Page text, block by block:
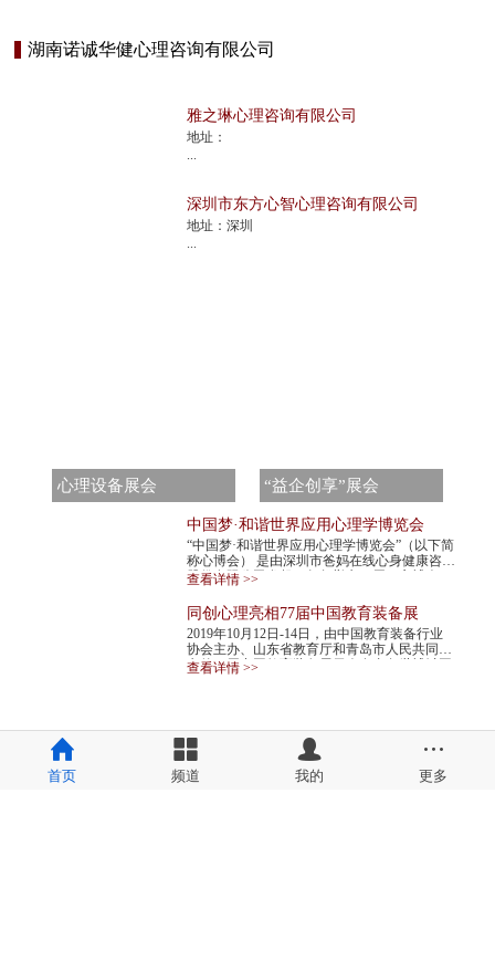
雅之琳心理咨询有限公司
地址：
深圳市东方心智心理咨询有限公司
地址：深圳
中国梦·和谐世界应用心理学博览会
“中国梦·和谐世界应用心理学博览会”（以下简
称心博会） 是由深圳市爸妈在线心身健康咨询
不仅是世界民间组织主办的心理学最高级...
查看详情 >>
同创心理亮相77届中国教育装备展
2019年10月12日-14日，由中国教育装备行业
协会主办、山东省教育厅和青岛市人民共同承
首页 频道 我的 更多